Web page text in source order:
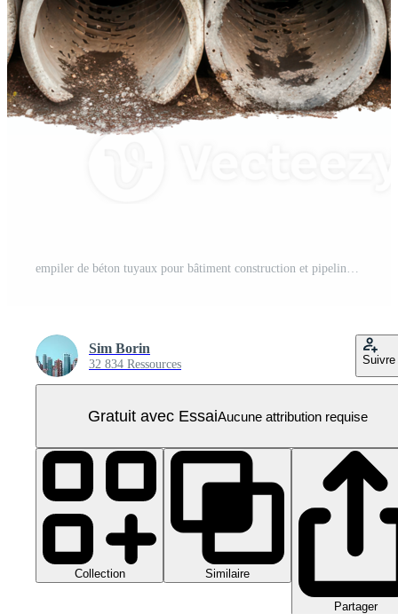
empiler de béton tuyaux pour bâtiment construction et pipeline isoler sur transparence Contexte PNG Pro
Sim Borin
32 834 Ressources Suivre
Gratuit avec EssaiAucune attribution requise
Collection Similaire
Partager